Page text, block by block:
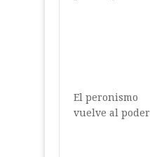
El peronismo
vuelve al poder